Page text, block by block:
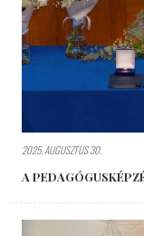
2025. AUGUSZTUS 30.
A